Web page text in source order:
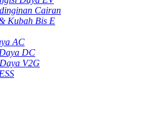
Cairan
Kubah Bis E
AC
DC
V2G